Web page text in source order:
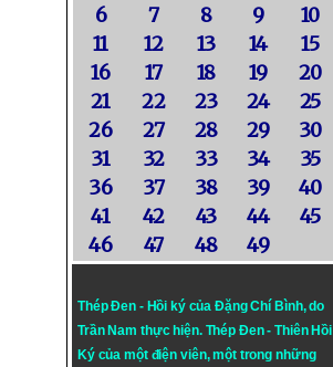
6
7 8 9
10
11
12 13 14
15
16
17 18 19
20
21
22 23 24
25
26
27 28 29
30
31
32 33 34
35
36
37 38 39
40
41
42 43 44
45
46
47 48 49
Thép Đen - Hồi ký của Đặng Chí Bình, do
Trần Nam thực hiện. Thép Đen- Thiên Hồi
Ký của một điện viên, một trong những